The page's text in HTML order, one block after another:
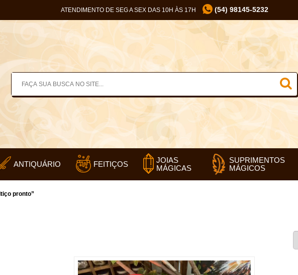
ATENDIMENTO DE SEG A SEX DAS 10H ÀS 17H (54) 98145-5232
ANTIQUÁRIO FEITIÇOS
JOIAS
MÁGICAS
SUPRIMENTOS
MÁGICOS
pronto”